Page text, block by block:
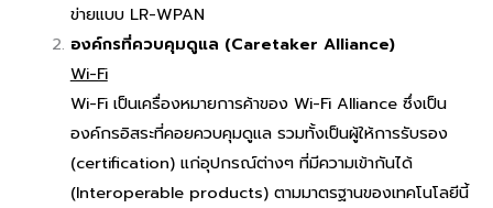
ข่ายแบบ LR-WPAN
องค์กรที่ควบคุมดูแล (Caretaker Alliance)
Wi-Fi
Wi-Fi เป็นเครื่องหมายการค้าของ Wi-Fi Alliance ซึ่งเป็น
องค์กรอิสระที่คอยควบคุมดูแล รวมทั้งเป็นผู้ให้การรับรอง
(certification) แก่อุปกรณ์ต่างๆ ที่มีความเข้ากันได้
(Interoperable products) ตามมาตรฐานของเทคโนโลยีนี้